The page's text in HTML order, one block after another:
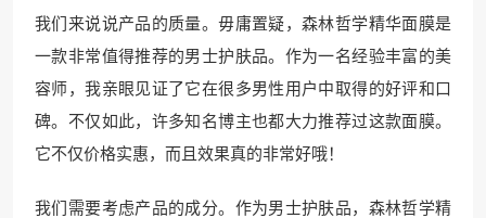
我们来说说产品的质量。毋庸置疑，森林哲学精华面膜是
一款非常值得推荐的男士护肤品。作为一名经验丰富的美
容师，我亲眼见证了它在很多男性用户中取得的好评和口
碑。不仅如此，许多知名博主也都大力推荐过这款面膜。
它不仅价格实惠，而且效果真的非常好哦！
我们需要考虑产品的成分。作为男士护肤品，森林哲学精